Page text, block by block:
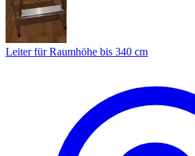
Leiter für Raumhöhe bis 340 cm